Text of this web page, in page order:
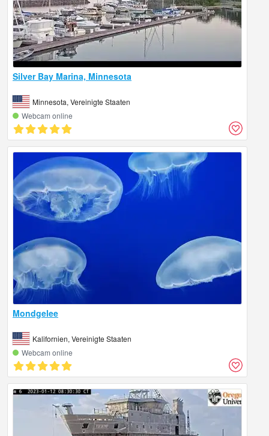
Silver Bay Marina, Minnesota
Minnesota, Vereinigte Staaten
Webcam online
Mondgelee
Kalifornien, Vereinigte Staaten
Webcam online